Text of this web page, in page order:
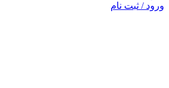
ورود / ثبت نام